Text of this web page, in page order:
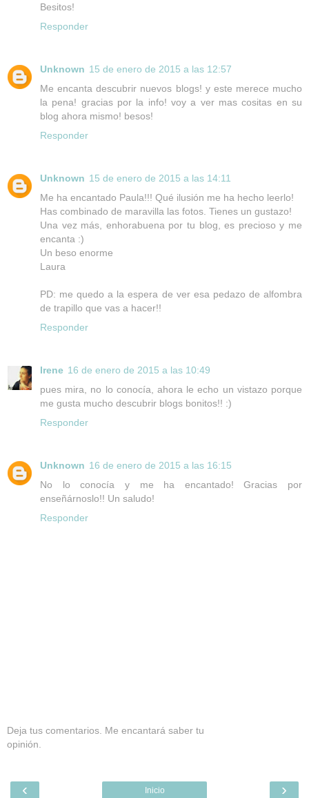
Besitos!
Responder
Unknown 15 de enero de 2015 a las 12:57
Me encanta descubrir nuevos blogs! y este merece mucho
la pena! gracias por la info! voy a ver mas cositas en su
blog ahora mismo! besos!
Responder
Unknown 15 de enero de 2015 a las 14:11
Me ha encantado Paula!!! Qué ilusión me ha hecho leerlo!
Has combinado de maravilla las fotos. Tienes un gustazo!
Una vez más, enhorabuena por tu blog, es precioso y me
encanta :)
Un beso enorme
Laura
PD: me quedo a la espera de ver esa pedazo de alfombra
de trapillo que vas a hacer!!
Responder
Irene 16 de enero de 2015 a las 10:49
pues mira, no lo conocía, ahora le echo un vistazo porque
me gusta mucho descubrir blogs bonitos!! :)
Responder
Unknown 16 de enero de 2015 a las 16:15
No lo conocía y me ha encantado! Gracias por
enseñárnoslo!! Un saludo!
Responder
Deja tus comentarios. Me encantará saber tu
opinión.
‹ ›
Inicio